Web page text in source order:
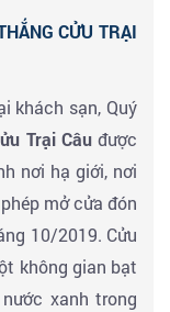
danh thắng du
& Nhận phòng
xem chương
(Chi phí tự túc)
diễnđể hiểu
vùng đất Tạng.
CỬU TRẠI
khách sạn, Quý
Trại Câuđược
nơi hạ giới, nơi
mở cửa đón
10/2019. Cửu
không gian bạt
xanh trong